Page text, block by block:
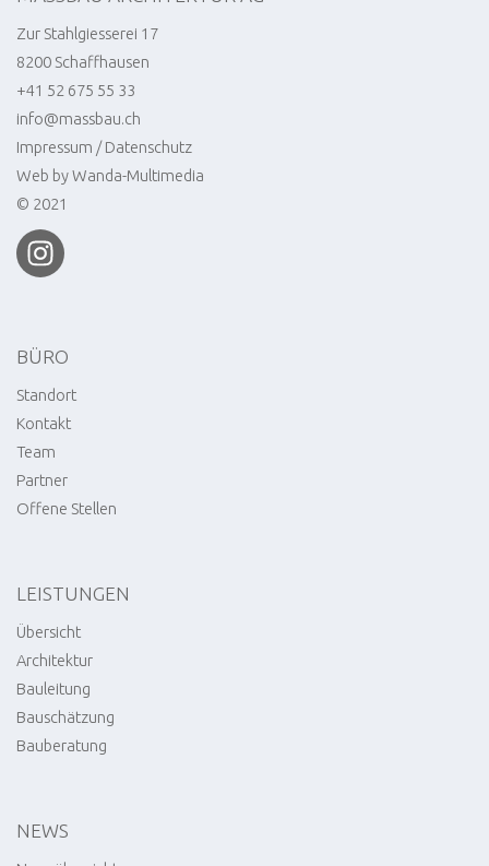
Zur Stahlgiesserei 17
8200 Schaffhausen
+41 52 675 55 33
info@massbau.ch
Impressum / Datenschutz
Web byWanda-Multimedia
© 2021
BÜRO
Standort
Kontakt
Team
Partner
Offene Stellen
LEISTUNGEN
Übersicht
Architektur
Bauleitung
Bauschätzung
Bauberatung
NEWS